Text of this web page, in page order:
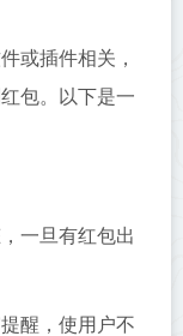
或插件相关，
包。以下是一
一旦有红包出
醒，使用户不